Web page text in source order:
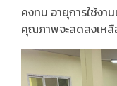
คงทน อายุการใช้ง
คุณภาพจะลดลงเห